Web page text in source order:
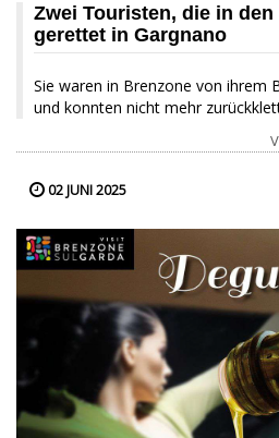
Zwei Touristen, die in
gerettet in Gargnano
Sie waren in Brenzone von ihrem
und konnten nicht mehr
02 JUNI 2025